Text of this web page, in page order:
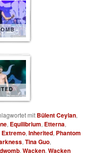
mit Bülent Ceylan,
, Equilibrium, Etterna,
Extremo,Inherited, Phantom
,Tina Guo,
,Wacken,Wacken